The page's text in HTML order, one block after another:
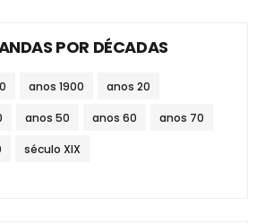
POR DÉCADAS
anos 1900 anos 20
anos 50 anos 60 anos 70
século XIX